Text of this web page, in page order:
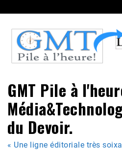
to
content
GMT Pile à
du Devoir.
« Une ligne éditoriale très